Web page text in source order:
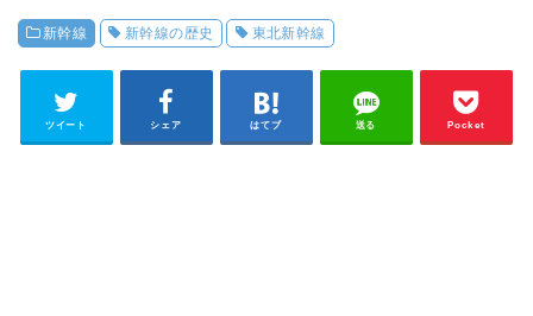
新幹線 新幹線の歴史 東北新幹線
ツイート シェア はてブ 送る Pocket